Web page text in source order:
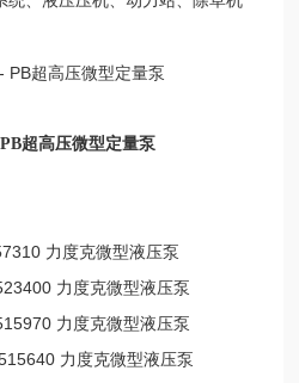
超高压微型定量泵
力度克微型液压泵
力度克微型液压泵
力度克微型液压泵
力度克微型液压泵